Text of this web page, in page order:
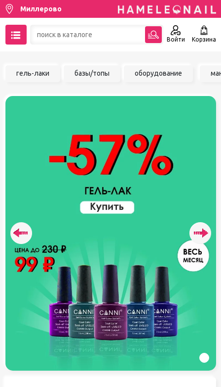
Миллерово
Войти Корзина
гель-лаки базы/топы оборудование